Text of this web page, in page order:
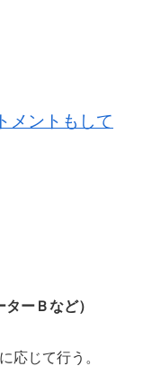
メントもして
ーＢなど）
応じて行う。